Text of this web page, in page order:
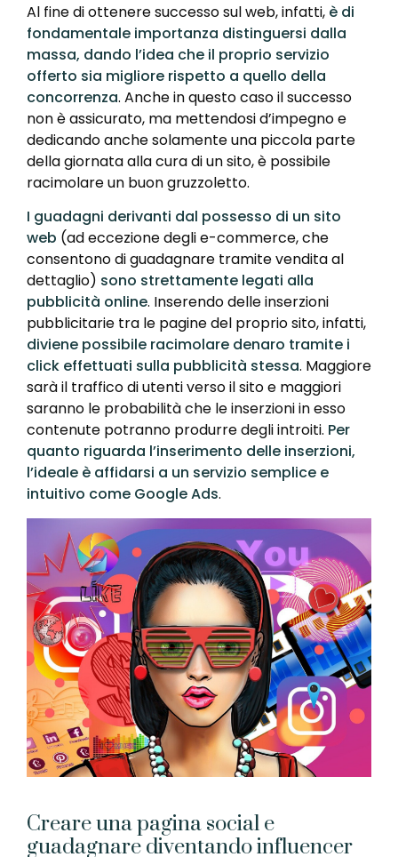
Al fine di ottenere successo sul web, infatti, è di
fondamentale importanza distinguersi dalla
massa, dando l’idea che il proprio servizio
offerto sia migliore rispetto a quello della
concorrenza. Anche in questo caso il successo
non è assicurato, ma mettendosi d’impegno e
dedicando anche solamente una piccola parte
della giornata alla cura di un sito, è possibile
racimolare un buon gruzzoletto.
I guadagni derivanti dal possesso di un sito
web (ad eccezione degli e-commerce, che
consentono di guadagnare tramite vendita al
dettaglio) sono strettamente legati alla
pubblicità online. Inserendo delle inserzioni
pubblicitarie tra le pagine del proprio sito, infatti,
diviene possibile racimolare denaro tramite i
click effettuati sulla pubblicità stessa. Maggiore
sarà il traffico di utenti verso il sito e maggiori
saranno le probabilità che le inserzioni in esso
contenute potranno produrre degli introiti. Per
quanto riguarda l’inserimento delle inserzioni,
l’ideale è affidarsi a un servizio semplice e
intuitivo come Google Ads.
Creare una pagina social e
guadagnare diventando influencer